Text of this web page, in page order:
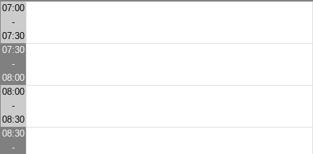
07:00
-
07:30
07:30
-
08:00
08:00
-
08:30
08:30
-